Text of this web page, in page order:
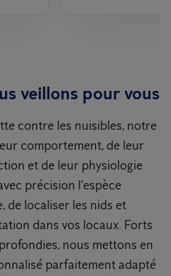
veillons pour vous
contre les nuisibles, notre
comportement, de leur
et de leur physiologie
précision l'espèce
de localiser les nids et
dans vos locaux. Forts
nous mettons en
parfaitement adapté